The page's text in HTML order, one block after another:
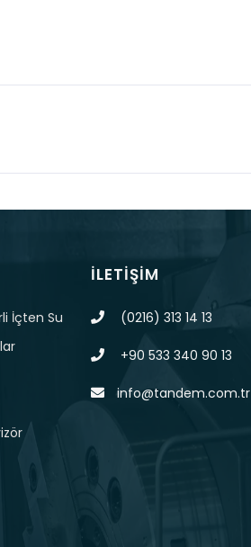
İçten Su
İLETIŞIM
(0216) 313 14 13
+90 533 340 90 13
info@tandem.com.tr